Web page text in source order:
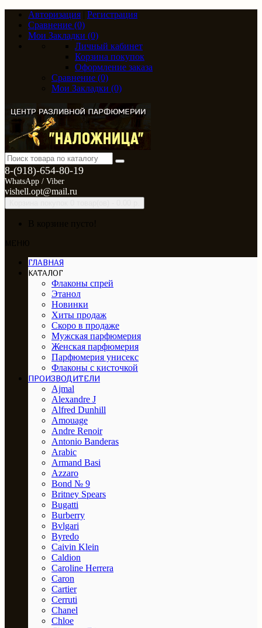
Авторизация
Регистрация
Сравнение (0)
Мои Закладки (0)
Личный кабинет
Корзина покупок
Оформление заказа
Сравнение (0)
Мои Закладки (0)
8-(918)-654-80-19
WhatsApp / Viber
vishell.opt@mail.ru
ГЛАВНАЯ
КАТАЛОГ
Флаконы спрей
Этанол
Новинки
Хиты продаж
Скоро в продаже
Мужская парфюмерия
Женская парфюмерия
Парфюмерия унисекс
Флаконы с кисточкой
ПРОИЗВОДИТЕЛИ
Ajmal
Alexandre J
Alfred Dunhill
Amouage
Andre Renoir
Antonio Banderas
Arabic
Armand Basi
Azzaro
Bond № 9
Britney Spears
Bugatti
Burberry
Bvlgari
Byredo
Caivin Klein
Caldion
Caroline Herrera
Caron
Cartier
Cerruti
Chanel
Chloe